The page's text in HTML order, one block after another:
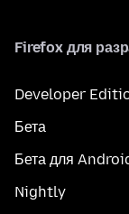
Firefox для
Developer
Бета
Бета для
Nightly